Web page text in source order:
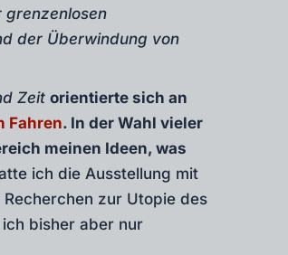
grenzenlosen
der Überwindung von
Zeit orientierte sich an
Fahren. In der Wahl vieler
meinen Ideen, was
ich die Ausstellung mit
zur Utopie des
bisher aber nur